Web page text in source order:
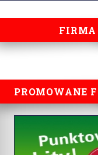
FIRMA
PROMOWANE